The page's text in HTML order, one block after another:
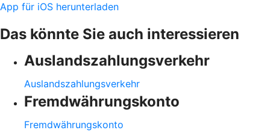
App für iOS herunterladen
Das könnte Sie auch interessieren
Auslandszahlungsverkehr
Auslandszahlungsverkehr
Fremdwährungskonto
Fremdwährungskonto